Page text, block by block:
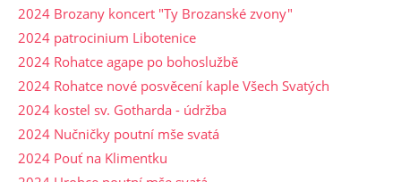
2024 Brozany koncert "Ty Brozanské zvony"
2024 patrocinium Libotenice
2024 Rohatce agape po bohoslužbě
2024 Rohatce nové posvěcení kaple Všech Svatých
2024 kostel sv. Gotharda - údržba
2024 Nučničky poutní mše svatá
2024 Pouť na Klimentku